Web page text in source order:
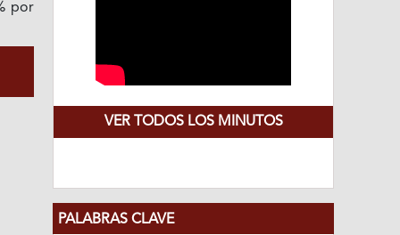
por
VER TODOS LOS MINUTOS
PALABRAS CLAVE